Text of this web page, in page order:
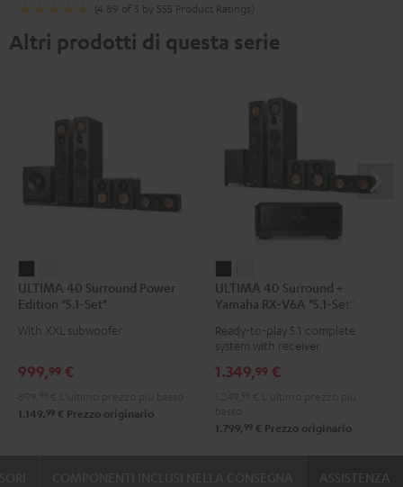
(4.89 of 5 by 555 Product Ratings)
Altri prodotti di questa serie
40
Surround
Power
"5.1-
Nero
40
Surround
Power
"5.1-
Bianco
ULTIMA 40 Surround Power
Edition "5.1-Set"
With XXL subwoofer
999,99 €
1.149, 99 € Prezzo originario
40
Surround
+
RX-
"5.1-
40
Surround
+
RX-
ULTIMA 40 Surround +
Yamaha RX-V6A "5.1-Set"
Ready-to-play 5.1 complete
system with receiver
1.349,99 €
1.799, 99 € Prezzo originario
ASSISTENZA